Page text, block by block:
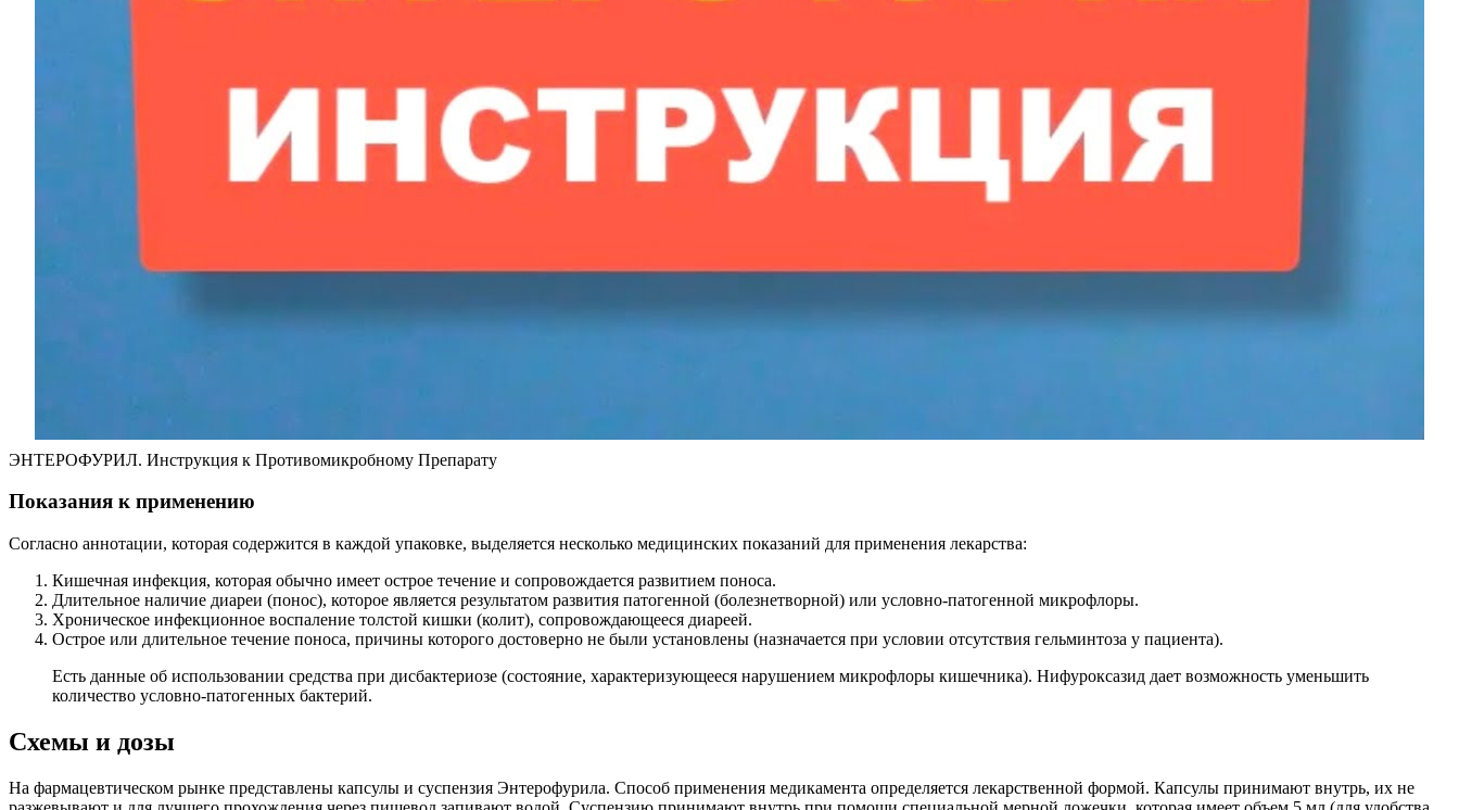
ЭНТЕРОФУРИЛ. Инструкция к Противомикробному Препарату
Показания к применению
Согласно аннотации, которая содержится в каждой упаковке, выделяется несколько медицинских показаний для применения лекарства:
Кишечная инфекция, которая обычно имеет острое течение и сопровождается развитием поноса.
Длительное наличие диареи (понос), которое является результатом развития патогенной (болезнетворной) или условно-патогенной микрофлоры.
Хроническое инфекционное воспаление толстой кишки (колит), сопровождающееся диареей.
Острое или длительное течение поноса, причины которого достоверно не были установлены (назначается при условии отсутствия гельминтоза у пациента).
Есть данные об использовании средства при дисбактериозе (состояние, характеризующееся нарушением микрофлоры кишечника). Нифуроксазид дает возможность уменьшить
количество условно-патогенных бактерий.
Схемы и дозы
На фармацевтическом рынке представлены капсулы и суспензия Энтерофурила. Способ применения медикамента определяется лекарственной формой. Капсулы принимают внутрь, их не